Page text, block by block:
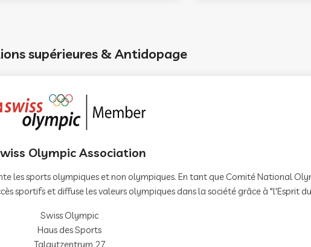
supérieures & Antidopage
Olympic Association
les sports olympiques et non olympiques. En tant que Comité National
sportifs et diffuse les valeurs olympiques dans la société grâce à "l'Esprit
Swiss Olympic
Haus des Sports
Talgutzentrum 27